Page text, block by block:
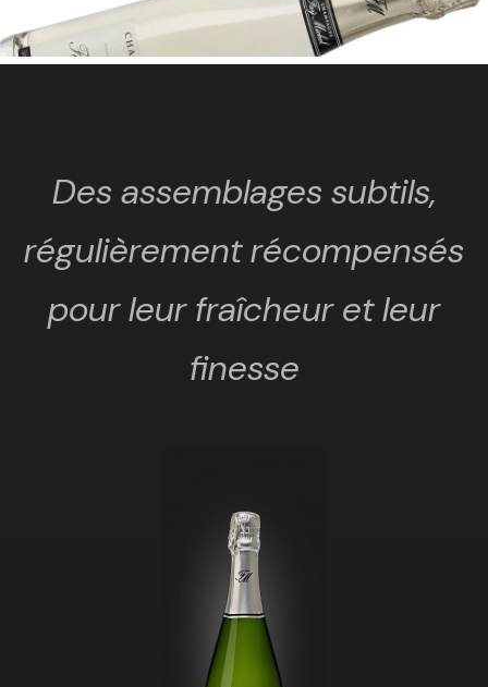
Des assemblages subtils,
régulièrement récompensés
pour leur fraîcheur et leur
finesse